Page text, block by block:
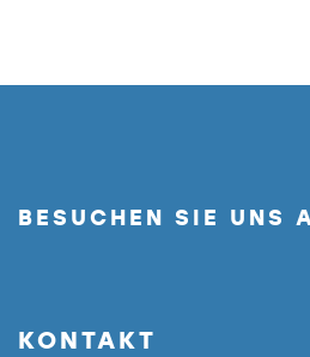
BESUCHEN SIE UNS
KONTAKT